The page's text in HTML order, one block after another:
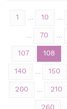
1 ... 10 ...
... 70 ...
107 108
140 ... 150
200 ... 210